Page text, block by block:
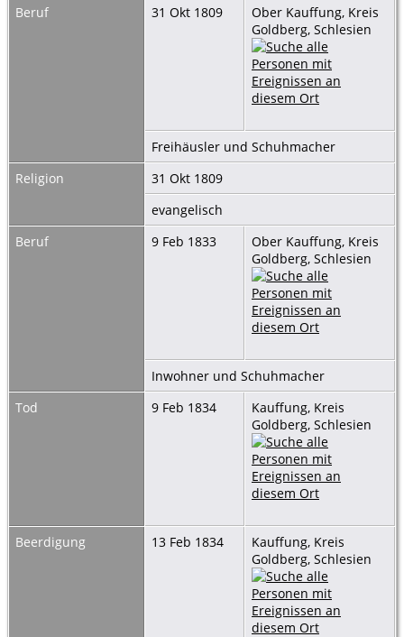
Beruf
31 Okt 1809
Ober Kauffung, Kreis
Goldberg, Schlesien
Freihäusler und Schuhmacher
Religion
31 Okt 1809
evangelisch
Beruf
9 Feb 1833
Ober Kauffung, Kreis
Goldberg, Schlesien
Inwohner und Schuhmacher
Tod
9 Feb 1834
Kauffung, Kreis
Goldberg, Schlesien
Beerdigung 13 Feb 1834
Kauffung, Kreis
Goldberg, Schlesien